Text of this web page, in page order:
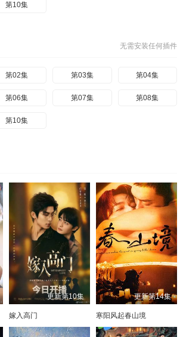
第10集
无需安装任何插件
第02集 第03集 第04集
第06集 第07集 第08集
第10集
更新第10集
嫁入高门
更新第14集
寒阳风起春山境